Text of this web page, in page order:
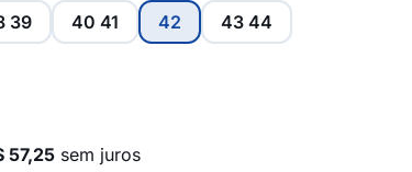
39 40 41 42 43 44
57,25 sem juros